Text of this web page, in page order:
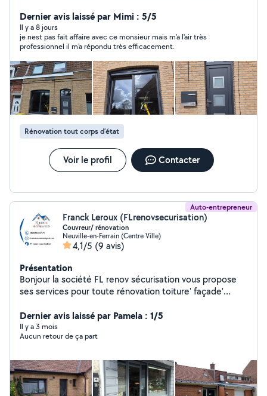
également en serrurerie j'interviens sur tout type de
porte ,ouverture,réparation,renforcement, adaptation.
Réparation remplacement de volet
,porte,garage,fenêtre, motorisation électrique solaire
devis gratuit et rapide
Dernier avis laissé par Mimi : 5/5
Il y a 8 jours
je nest pas fait affaire avec ce monsieur mais m'a l'air très
professionnel il m'a répondu très efficacement.
Rénovation tout corps d’état
Voir le profil Contacter
Auto-entrepreneur
Franck Leroux (FLrenovsecurisation)
Couvreur/ rénovation
Neuville-en-Ferrain (Centre Ville)
4,1/5 (9 avis)
Présentation
Bonjour la société FL renov sécurisation vous propose
ses services pour toute rénovation toiture' façade'
(Travaux avec assurance décennale) Nous sommes très
minutieux sur la finition du travail. Nettoyage chaque fin
de journée du chantier. Devis et déplacement rapide
contacter pour une vérification gratuite de la toiture ou
autre devis bonne journée cordialement monsieur
Leroux
Dernier avis laissé par Pamela : 1/5
Il y a 3 mois
Aucun retour de ça part